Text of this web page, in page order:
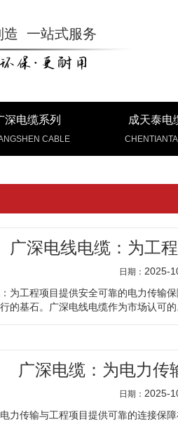
造 一站式服务
深电缆系列
CABLE
成天泰电
广深电线电缆：为工
日期： 2025-
为工程项目提供安全可靠的电力传输
的基石。广深电线电缆作为市场认可的
广深电缆：为电力传
日期： 2025-
力传输与工程项目提供可靠的连接保